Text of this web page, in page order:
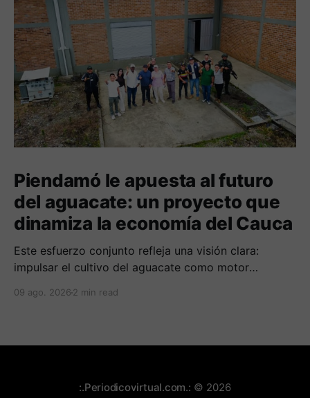
Piendamó le apuesta al futuro
del aguacate: un proyecto que
dinamiza la economía del Cauca
Este esfuerzo conjunto refleja una visión clara:
impulsar el cultivo del aguacate como motor
campesinas de la región.
09 ago. 2026 2 min read
:.Periodicovirtual.com.: © 2026